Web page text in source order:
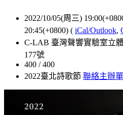
2022/10/05(周三)
20:45(+0800) ( iCal/Outlook,
C-LAB 臺灣聲響實驗室立
177號
400 / 400
2022臺北詩歌節 聯絡主辦